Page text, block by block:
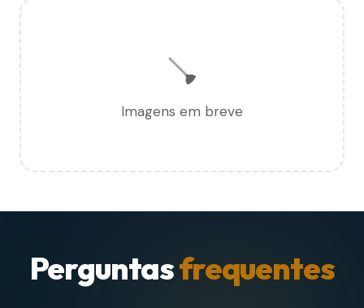
🪠
Imagens em breve
Perguntasfrequentes